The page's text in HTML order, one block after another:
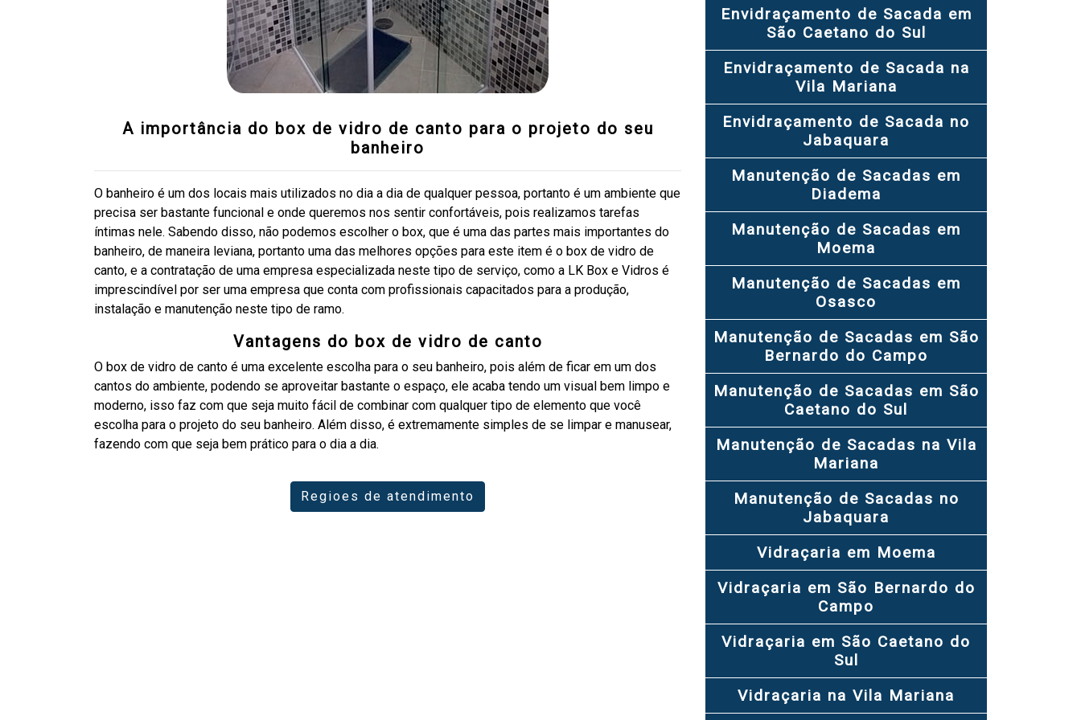
A importância do box de vidro de canto para o projeto do seu
banheiro
O banheiro é um dos locais mais utilizados no dia a dia de qualquer pessoa, portanto é um ambiente que
precisa ser bastante funcional e onde queremos nos sentir confortáveis, pois realizamos tarefas
íntimas nele. Sabendo disso, não podemos escolher o box, que é uma das partes mais importantes do
banheiro, de maneira leviana, portanto uma das melhores opções para este item é o box de vidro de
canto, e a contratação de uma empresa especializada neste tipo de serviço, como a LK Box e Vidros é
imprescindível por ser uma empresa que conta com profissionais capacitados para a produção,
instalação e manutenção neste tipo de ramo.
Vantagens do box de vidro de canto
O box de vidro de canto é uma excelente escolha para o seu banheiro, pois além de ficar em um dos
cantos do ambiente, podendo se aproveitar bastante o espaço, ele acaba tendo um visual bem limpo e
moderno, isso faz com que seja muito fácil de combinar com qualquer tipo de elemento que você
escolha para o projeto do seu banheiro. Além disso, é extremamente simples de se limpar e manusear,
fazendo com que seja bem prático para o dia a dia.
Regioes de atendimento
Envidraçamento de Sacada em
São Caetano do Sul
Envidraçamento de Sacada na
Vila Mariana
Envidraçamento de Sacada no
Jabaquara
Manutenção de Sacadas em
Diadema
Manutenção de Sacadas em
Moema
Manutenção de Sacadas em
Osasco
Manutenção de Sacadas em São
Bernardo do Campo
Manutenção de Sacadas em São
Caetano do Sul
Manutenção de Sacadas na Vila
Mariana
Manutenção de Sacadas no
Jabaquara
Vidraçaria em Moema
Vidraçaria em São Bernardo do
Campo
Vidraçaria em São Caetano do
Sul
Vidraçaria na Vila Mariana